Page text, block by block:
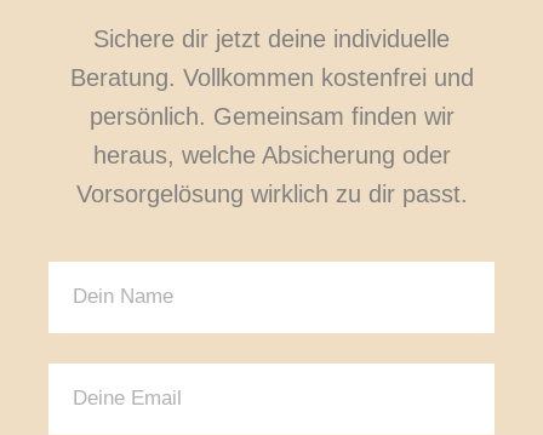
Sichere dir jetzt deine individuelle
Beratung. Vollkommen kostenfrei und
persönlich. Gemeinsam finden wir
heraus, welche Absicherung oder
Vorsorgelösung wirklich zu dir passt.